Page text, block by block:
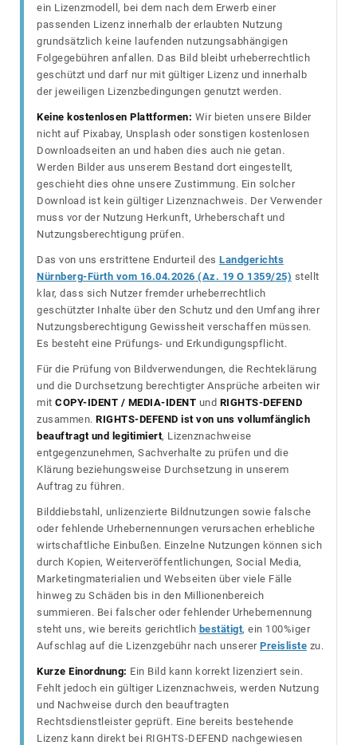
ein Lizenzmodell, bei dem nach dem Erwerb einer
passenden Lizenz innerhalb der erlaubten Nutzung
grundsätzlich keine laufenden nutzungsabhängigen
Folgegebühren anfallen. Das Bild bleibt urheberrechtlich
geschützt und darf nur mit gültiger Lizenz und innerhalb
der jeweiligen Lizenzbedingungen genutzt werden.
Keine kostenlosen Plattformen: Wir bieten unsere Bilder
nicht auf Pixabay, Unsplash oder sonstigen kostenlosen
Downloadseiten an und haben dies auch nie getan.
Werden Bilder aus unserem Bestand dort eingestellt,
geschieht dies ohne unsere Zustimmung. Ein solcher
Download ist kein gültiger Lizenznachweis. Der Verwender
muss vor der Nutzung Herkunft, Urheberschaft und
Nutzungsberechtigung prüfen.
Das von uns erstrittene Endurteil des Landgerichts
Nürnberg-Fürth vom 16.04.2026 (Az. 19 O 1359/25) stellt
klar, dass sich Nutzer fremder urheberrechtlich
geschützter Inhalte über den Schutz und den Umfang ihrer
Nutzungsberechtigung Gewissheit verschaffen müssen.
Es besteht eine Prüfungs- und Erkundigungspflicht.
Für die Prüfung von Bildverwendungen, die Rechteklärung
und die Durchsetzung berechtigter Ansprüche arbeiten wir
mit COPY-IDENT / MEDIA-IDENT und RIGHTS-DEFEND
zusammen. RIGHTS-DEFEND ist von uns vollumfänglich
beauftragt und legitimiert, Lizenznachweise
entgegenzunehmen, Sachverhalte zu prüfen und die
Klärung beziehungsweise Durchsetzung in unserem
Auftrag zu führen.
Bilddiebstahl, unlizenzierte Bildnutzungen sowie falsche
oder fehlende Urhebernennungen verursachen erhebliche
wirtschaftliche Einbußen. Einzelne Nutzungen können sich
durch Kopien, Weiterveröffentlichungen, Social Media,
Marketingmaterialien und Webseiten über viele Fälle
hinweg zu Schäden bis in den Millionenbereich
summieren. Bei falscher oder fehlender Urhebernennung
steht uns, wie bereits gerichtlich bestätigt, ein 100%iger
Aufschlag auf die Lizenzgebühr nach unserer Preisliste zu.
Kurze Einordnung: Ein Bild kann korrekt lizenziert sein.
Fehlt jedoch ein gültiger Lizenznachweis, werden Nutzung
und Nachweise durch den beauftragten
Rechtsdienstleister geprüft. Eine bereits bestehende
Lizenz kann direkt bei RIGHTS-DEFEND nachgewiesen